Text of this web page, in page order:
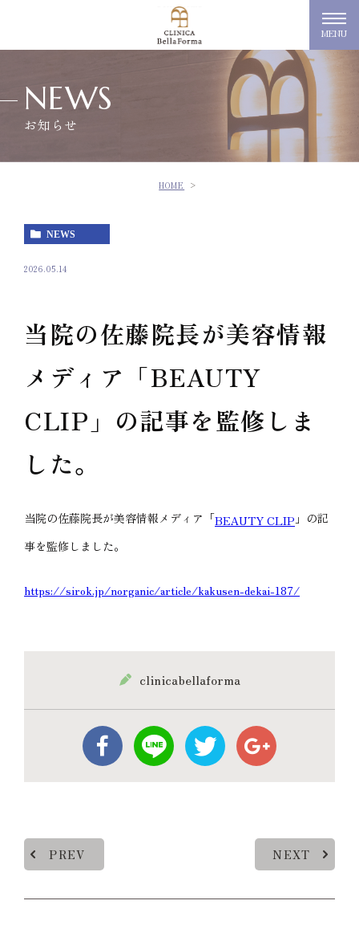
MENU
NEWS
お知らせ
HOME
NEWS
2026.05.14
当院の佐藤院長が美容情報
メディア「BEAUTY
CLIP」の記事を監修しま
した。
当院の佐藤院長が美容情報メディア「BEAUTY CLIP 」の記
事を監修しました。
https://sirok.jp/norganic/article/kakusen-dekai-187/
clinicabellaforma
PREV NEXT